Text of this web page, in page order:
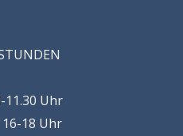
11.30 Uhr
18 Uhr